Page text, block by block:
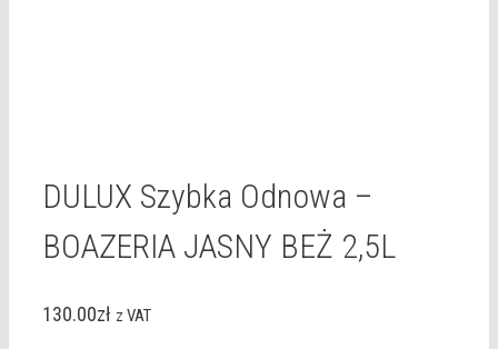
DULUX Szybka Odnowa –
BOAZERIA JASNY BEŻ 2,5L
130.00zł z VAT